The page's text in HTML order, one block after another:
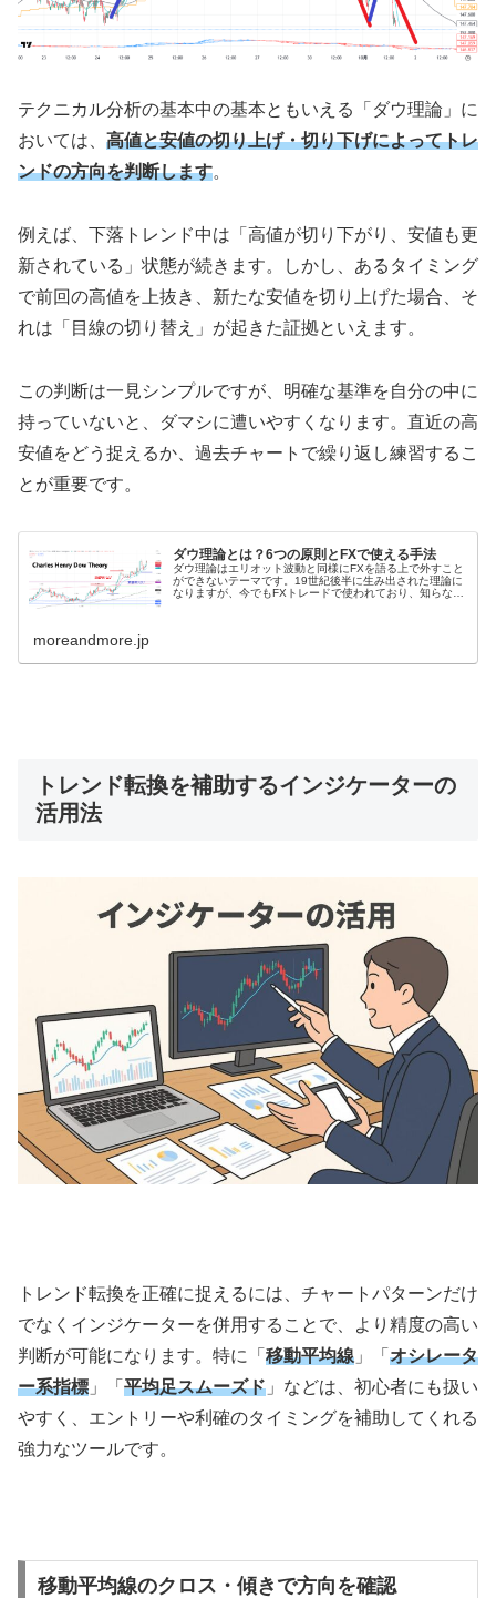
テクニカル分析の基本中の基本ともいえる「ダウ理論」に
おいては、 高値と安値の切り上げ・切り下げによってトレ
ンドの方向を判断します。
例えば、下落トレンド中は「高値が切り下がり、安値も更
新されている」状態が続きます。しかし、あるタイミング
で前回の高値を上抜き、新たな安値を切り上げた場合、そ
れは「目線の切り替え」が起きた証拠といえます。
この判断は一見シンプルですが、明確な基準を自分の中に
持っていないと、ダマシに遭いやすくなります。直近の高
安値をどう捉えるか、過去チャートで繰り返し練習するこ
とが重要です。
ダウ理論とは？6つの原則とFXで使える手法
ダウ理論はエリオット波動と同様にFXを語る上で外すこと
ができないテーマです。19世紀後半に生み出された理論に
なりますが、今でもFXトレードで使われており、知らない
moreandmore.jp
トレンド転換を補助するインジケーターの
活用法
トレンド転換を正確に捉えるには、チャートパターンだけ
でなくインジケーターを併用することで、より精度の高い
判断が可能になります。特に「 移動平均線 」「 オシレータ
ー系指標 」「 平均足スムーズド 」などは、初心者にも扱い
やすく、エントリーや利確のタイミングを補助してくれる
強力なツールです。
移動平均線のクロス・傾きで方向を確認